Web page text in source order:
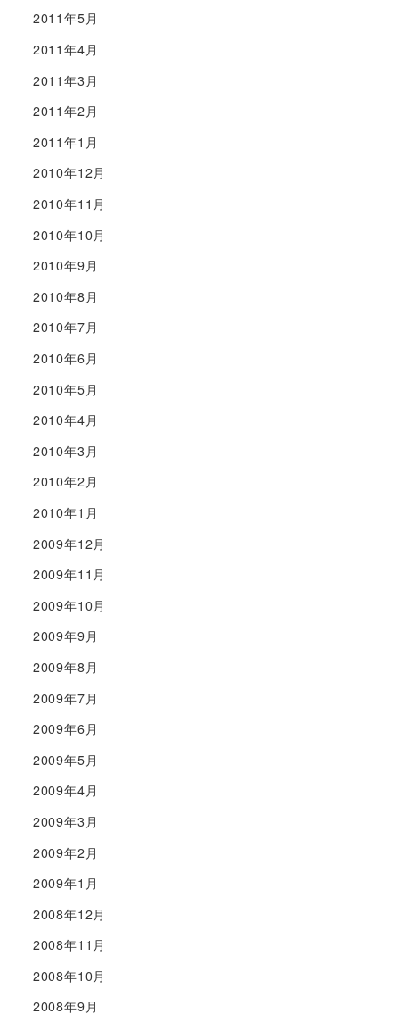
2011年5月
2011年4月
2011年3月
2011年2月
2011年1月
2010年12月
2010年11月
2010年10月
2010年9月
2010年8月
2010年7月
2010年6月
2010年5月
2010年4月
2010年3月
2010年2月
2010年1月
2009年12月
2009年11月
2009年10月
2009年9月
2009年8月
2009年7月
2009年6月
2009年5月
2009年4月
2009年3月
2009年2月
2009年1月
2008年12月
2008年11月
2008年10月
2008年9月